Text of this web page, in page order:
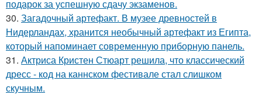
подарок за успешную сдачу экзаменов.
30. Загадочный артефакт. В музее древностей в
Нидерландах, хранится необычный артефакт из Египта,
который напоминает современную приборную панель.
31. Актриса Кристен Стюарт решила, что классический
дресс - код на каннском фестивале стал слишком
скучным.